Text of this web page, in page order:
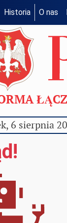
Historia O nas
6 sierpnia